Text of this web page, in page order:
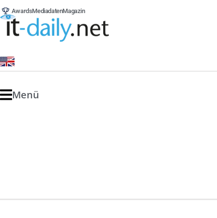
AwardsMediadatenMagazin
Menü